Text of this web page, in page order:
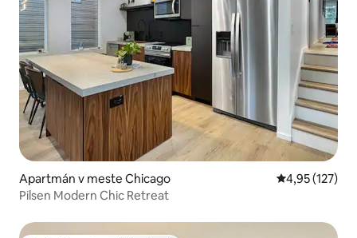
Apartmán v meste Chicago Priemerné
4,95 (127)
Pilsen Modern Chic Retreat